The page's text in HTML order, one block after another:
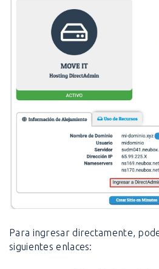
Para ingresar directamente,
siguientes enlaces: